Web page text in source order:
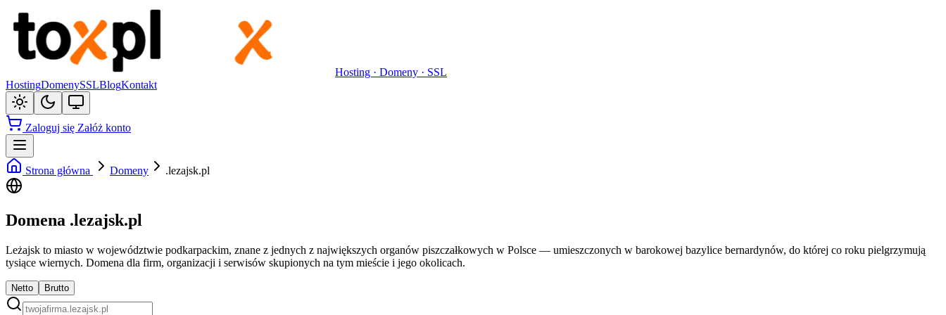
Hosting · Domeny · SSL
HostingDomenySSLBlogKontakt
Zaloguj się Załóż konto
Strona główna Domeny .lezajsk.pl
Domena .lezajsk.pl
Leżajsk to miasto w województwie podkarpackim, znane z jednych z największych organów piszczałkowych w Polsce — umieszczonych w barokowej bazylice bernardynów, do której co roku pielgrzymują
tysiące wiernych. Domena dla firm, organizacji i serwisów skupionych na tym mieście i jego okolicach.
Netto Brutto